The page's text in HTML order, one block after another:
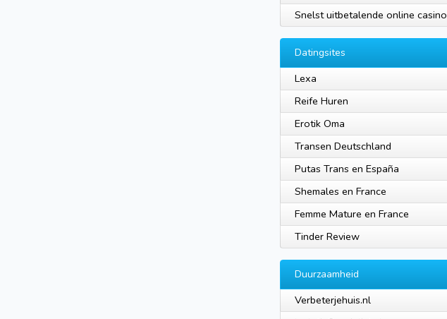
Snelst uitbetalende online casino
Datingsites
Lexa
Reife Huren
Erotik Oma
Transen Deutschland
Putas Trans en España
Shemales en France
Femme Mature en France
Tinder Review
Duurzaamheid
Verbeterjehuis.nl